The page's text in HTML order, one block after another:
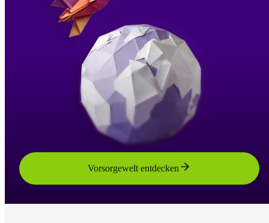
Vorsorgewelt entdecken